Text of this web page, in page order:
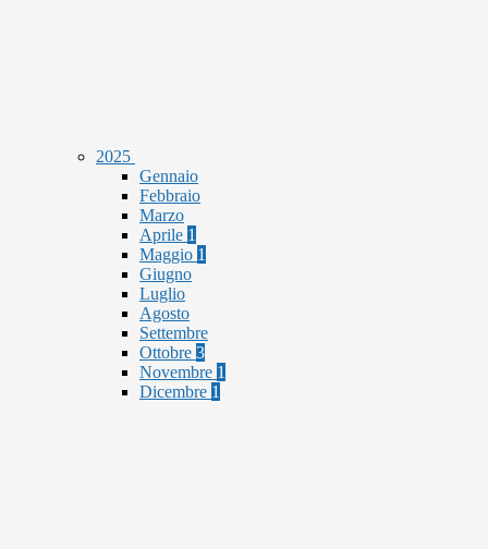
2025
Gennaio
Febbraio
Marzo
Aprile 1
Maggio 1
Giugno
Luglio
Agosto
Settembre
Ottobre 3
Novembre 1
Dicembre 1